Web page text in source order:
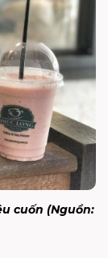
cuốn (Nguồn: